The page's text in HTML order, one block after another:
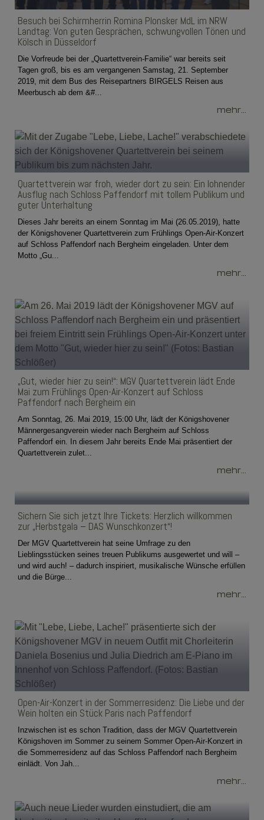
Besuch bei Schirmherrin Romina Plonsker MdL im NRW
Landtag: Von guten Gesprächen, schwungvollen Tönen und
Kölsch in Düsseldorf
Die Vorfreude bei der „Quartettverein-Familie“ war bereits seit
Tagen groß, bis es am vergangenen Samstag, 21. September
2019, mit dem Bus des Reisepartners BIRGELS Reisen aus
Meerbusch ab dem &#...
mehr...
Quartettverein war froh, wieder dort zu sein: Ein lohnender
Ausflug nach Schloss Paffendorf mit tollem Publikum und
guter Unterhaltung
Dieses Jahr bereits an einem Sonntag im Mai (26.05.2019), hatte
der Königshovener Quartettverein zum Frühlings Open-Air-Konzert
auf Schloss Paffendorf nach Bergheim eingeladen. Unter dem
Motto „Gu...
mehr...
„Gut, wieder hier zu sein!“: MGV Quartettverein lädt Ende
Mai zum Frühlings Open-Air-Konzert auf Schloss
Paffendorf nach Bergheim ein
Am Sonntag, 26. Mai 2019, 15:00 Uhr, lädt der Königshovener
Männergesangverein wieder nach Bergheim auf Schloss
Paffendorf ein. In diesem Jahr bereits Ende Mai präsentiert der
Quartettverein zulet...
mehr...
Sichern Sie sich jetzt Ihre Tickets: Herzlich willkommen
zur „Herbstgala – DAS Wunschkonzert“!
Der MGV Quartettverein hat seine Umfrage zu den
Lieblingsstücken seines treuen Publikums ausgewertet und will –
und wird auch! – dadurch inspiriert, musikalische Wünsche erfüllen
und die Bürge...
mehr...
Open-Air-Konzert in der Sommerresidenz: Die Liebe und der
Wein holten ein Stück Paris nach Paffendorf
Inzwischen ist es schon Tradition, dass der MGV Quartettverein
Königshoven im Sommer zu seinem Sommer Open-Air-Konzert in
die Sommerresidenz auf das Schloss Paffendorf nach Bergheim
einlädt. Von Jah...
mehr...